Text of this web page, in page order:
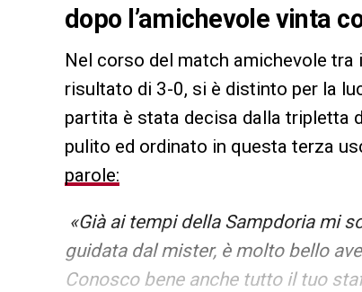
dopo l’amichevole vinta
Nel corso del match amichevole tra
risultato di 3-0, si è distinto per la
partita è stata decisa dalla tripletta
pulito ed ordinato in questa terza
parole:
«Già ai tempi della Sampdoria mi
guidata dal mister, è molto bello
Conosco bene anche tutto il tuo